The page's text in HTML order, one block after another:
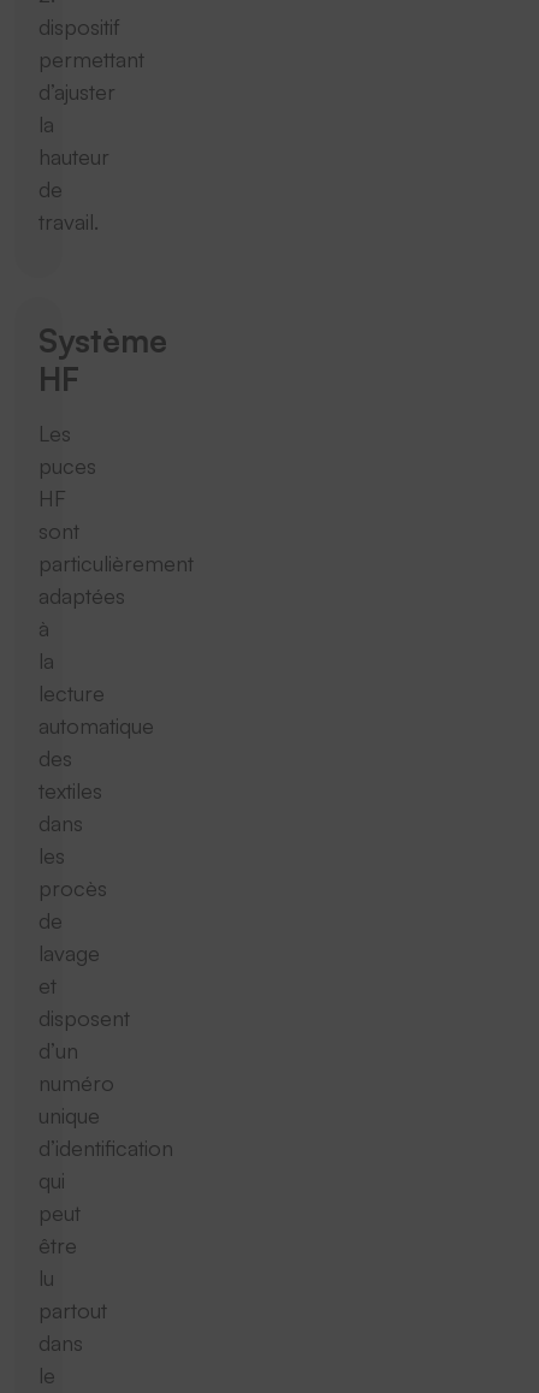
dispositif
permettant
d’ajuster
la
hauteur
de
travail.
Système
HF
Les
puces
HF
sont
particulièrement
adaptées
à
la
lecture
automatique
des
textiles
dans
les
procès
de
lavage
et
disposent
d’un
numéro
unique
d’identification
qui
peut
être
lu
partout
dans
le